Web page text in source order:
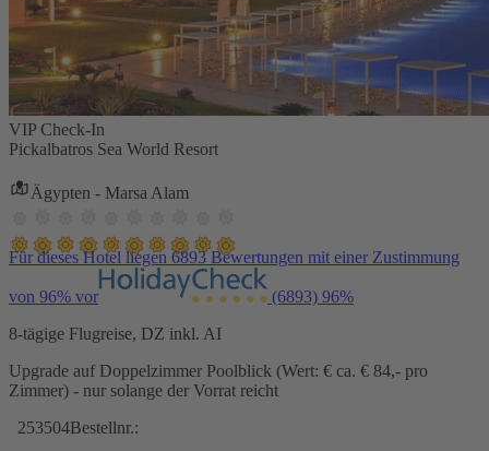
VIP Check-In
Pickalbatros Sea World Resort
Ägypten - Marsa Alam
Für dieses Hotel liegen 6893 Bewertungen mit einer Zustimmung
von 96% vor (6893) 96%
8-tägige Flugreise, DZ inkl. AI
Upgrade auf Doppelzimmer Poolblick (Wert: € ca. € 84,- pro
Zimmer) - nur solange der Vorrat reicht
253504Bestellnr.: